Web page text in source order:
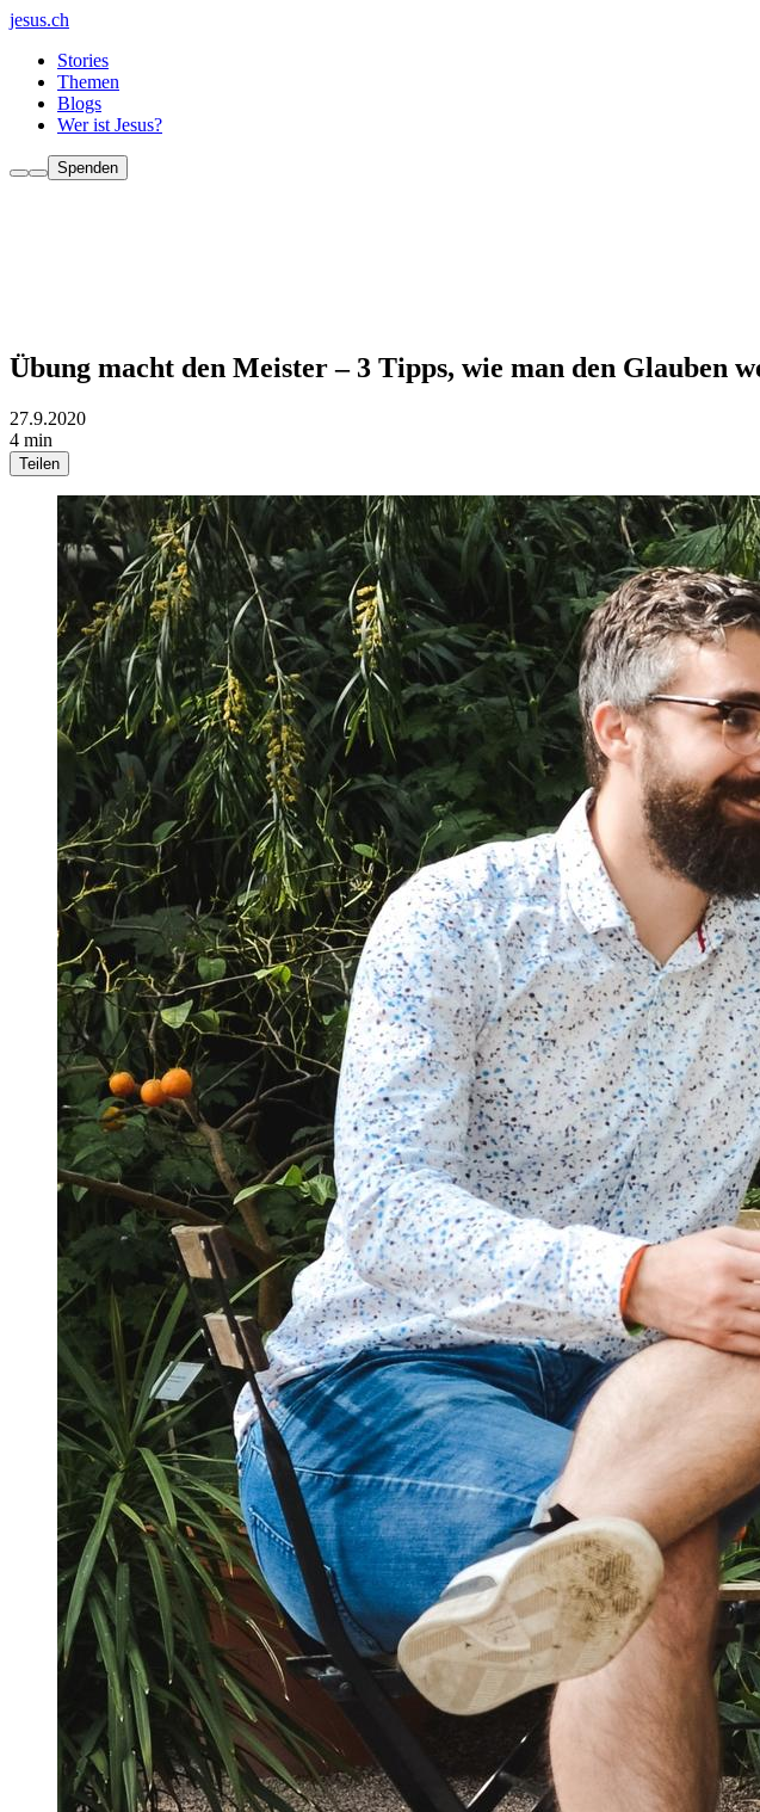
jesus.ch
Stories
Themen
Blogs
Wer ist Jesus?
Spenden
Übung macht den Meister – 3 Tipps, wie man den Glauben
27.9.2020
4 min
Teilen